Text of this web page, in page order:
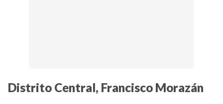
Distrito Central, Francisco Morazán